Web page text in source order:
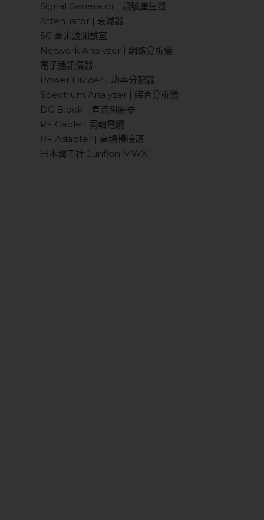
Signal Generator | 訊號產生器
Attenuator | 衰減器
5G 毫米波測試室
Network Analyzer | 網路分析儀
電子通訊儀器
Power Divider | 功率分配器
Spectrum Analyzer | 綜合分析儀
DC Block｜直流阻隔器
RF Cable | 同軸電纜
RF Adapter | 高頻轉接頭
日本潤工社 Junflon MWX